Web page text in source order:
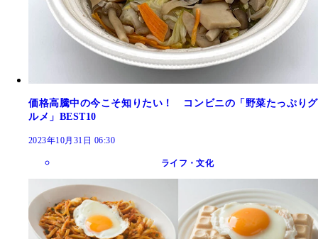
価格高騰中の今こそ知りたい！ コンビニの「野菜たっぷりグ
ルメ」BEST10
2023年10月31日 06:30
ライフ・文化